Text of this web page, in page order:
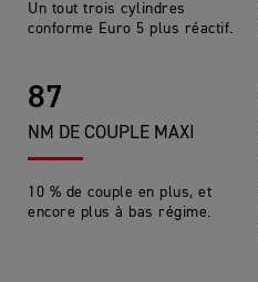
Un tout trois cylindres
conforme Euro 5 plus réactif.
87
NM DE COUPLE MAXI
10 % de couple en plus, et
encore plus à bas régime.